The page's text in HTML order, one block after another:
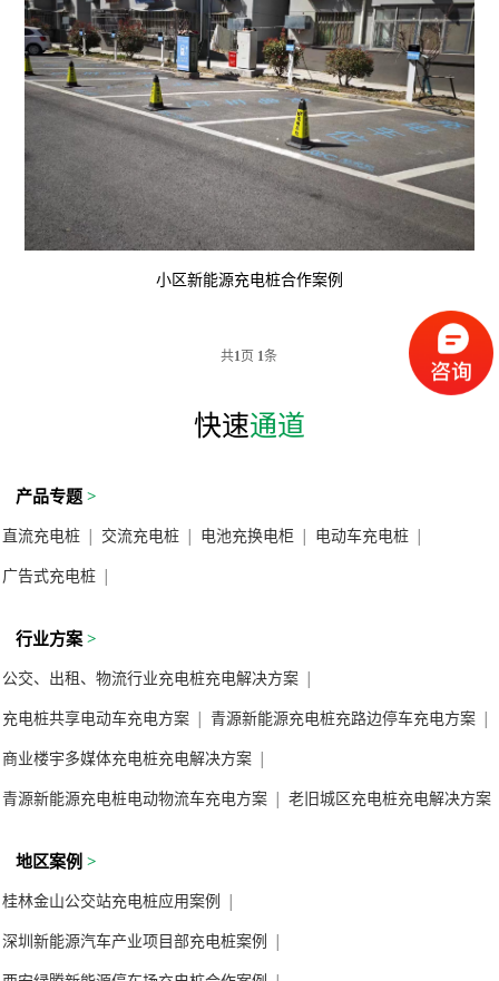
小区新能源充电桩合作案例
共1页 1条
快速通道
产品专题>
直流充电桩 交流充电桩 电池充换电柜 电动车充电桩
广告式充电桩
行业方案>
公交、出租、物流行业充电桩充电解决方案
充电桩共享电动车充电方案 青源新能源充电桩充路边停车充电方案
商业楼宇多媒体充电桩充电解决方案
青源新能源充电桩电动物流车充电方案 老旧城区充电桩充电解决方案
地区案例 >
桂林金山公交站充电桩应用案例
深圳新能源汽车产业项目部充电桩案例